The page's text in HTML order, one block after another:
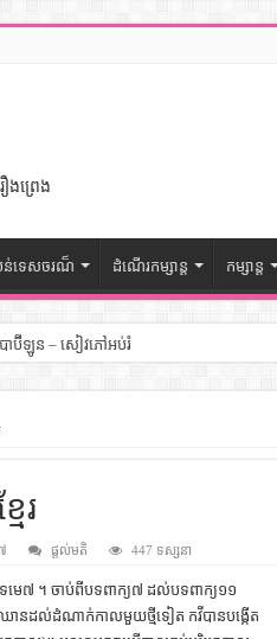
ព្រេង
ន់ទេសចរណ៏ ដំណើរកម្សាន្ត កម្សាន្ត
ាប៊ីឡូន – សៀវភៅអប់រំ
ណិជ្ជកម្ម
ភៅចំណេះដឹងទូទៅ
ត្ថបទស្រាវជ្រាវ
– សៀវភៅចំណេះដឹងទូទៅ
ៅចំណេះដឹងទូទៅ
រ
ផ្តល់មតិ 447 ទស្សនា
មេ៧ ។ ចាប់ពីបទពាក្យ៧ ដល់បទពាក្យ១១
ានដល់ដំណាក់កាលមួយថ្មីទៀត កវីបានបង្កើត